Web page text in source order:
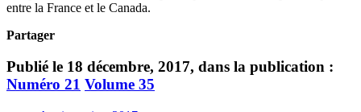
entre la France et le Canada.
Partager
Publié le 18 décembre, 2017, dans la publication :
Numéro 21 Volume 35